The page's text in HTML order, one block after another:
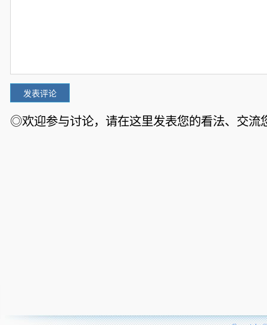
◎欢迎参与讨论，请在这里发表您的看法、交流